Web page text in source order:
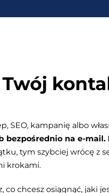
SEO, kampanię albo
bezpośrednio na e-mail.
tym szybciej wrócę z
krokami.
co chcesz osiągnąć, jaki